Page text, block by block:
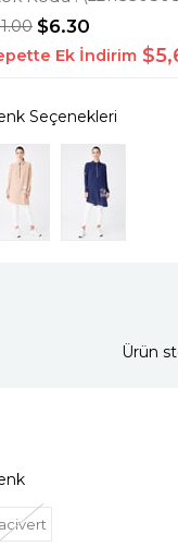
$6.30
Ek İndirim
Ürün